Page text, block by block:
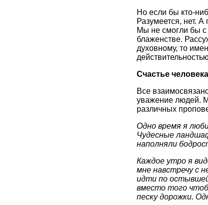
Но если бы кто-
Разумеется, нет. А
Мы не смогли бы с
блаженстве.
духовному, то
Счастье
Все
уважение людей.
различных
Одно время я
Чудесные
наполняли
Каждое утро я
мне навстречу с
идти по остывшей
вместо того
песку дорожки.